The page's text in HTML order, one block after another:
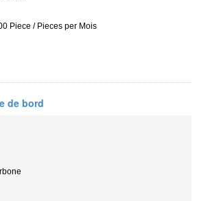
Piece / Pieces per Mois
de bord